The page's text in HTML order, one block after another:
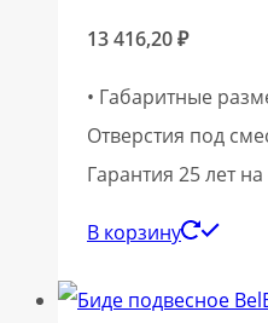
13 416,20₽
• Габаритные
Отверстия под
Гарантия 25 лет
В корзину